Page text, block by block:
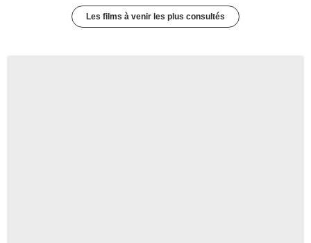
Les films à venir les plus consultés